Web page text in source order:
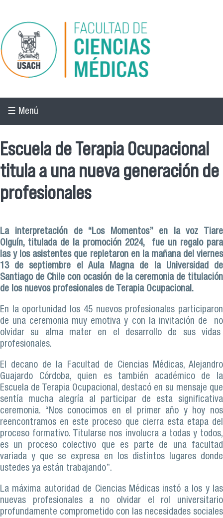
Pasar al contenido principal
☰ Menú
Escuela de Terapia Ocupacional
titula a una nueva generación de
profesionales
La interpretación de “Los Momentos” en la voz Tiare
Olguín, titulada de la promoción 2024, fue un regalo para
las y los asistentes que repletaron en la mañana del viernes
13 de septiembre el Aula Magna de la Universidad de
Santiago de Chile con ocasión de la ceremonia de titulación
de los nuevos profesionales de Terapia Ocupacional.
En la oportunidad los 45 nuevos profesionales participaron
de una ceremonia muy emotiva y con la invitación de no
olvidar su alma mater en el desarrollo de sus vidas
profesionales.
El decano de la Facultad de Ciencias Médicas, Alejandro
Guajardo Córdoba, quien es también académico de la
Escuela de Terapia Ocupacional, destacó en su mensaje que
sentía mucha alegría al participar de esta significativa
ceremonia. “Nos conocimos en el primer año y hoy nos
reencontramos en este proceso que cierra esta etapa del
proceso formativo. Titularse nos involucra a todas y todos,
es un proceso colectivo que es parte de una facultad
variada y que se expresa en los distintos lugares donde
ustedes ya están trabajando”.
La máxima autoridad de Ciencias Médicas instó a los y las
nuevas profesionales a no olvidar el rol universitario
profundamente comprometido con las necesidades sociales